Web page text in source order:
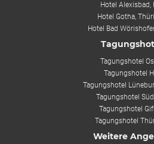
Hotel Alexisbad,
Hotel Gotha,
Hotel Bad
Tagungshotel
Tagungshotel
Tagungshotel
Tagungshotel
Tagungshotel
Tagungshotel
Weitere